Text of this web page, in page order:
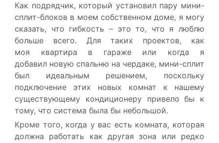
Как подрядчик, который установил пару мини-
сплит-блоков в моем собственном доме, я могу
сказать, что гибкость – это то, что я люблю
больше всего. Для таких проектов, как
моя квартира в гараже или когда я
добавил новую спальню на чердаке, мини-сплит
был идеальным решением, поскольку
подключение этих новых комнат к нашему
существующему кондиционеру привело бы к
тому, что система была бы небольшой.
Кроме того, когда у вас есть комната, которая
должна работать как другая зона или редко